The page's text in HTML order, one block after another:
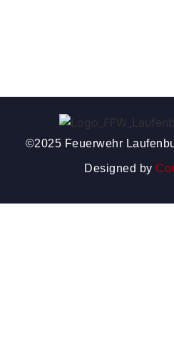
©2025 Feuerwehr
Designed by